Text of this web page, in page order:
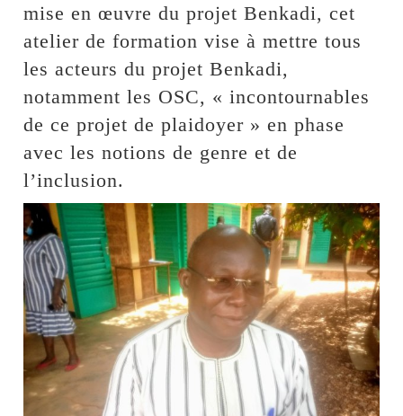
mise en œuvre du projet Benkadi, cet
atelier de formation vise à mettre tous
les acteurs du projet Benkadi,
notamment les OSC, « incontournables
de ce projet de plaidoyer » en phase
avec les notions de genre et de
l’inclusion.